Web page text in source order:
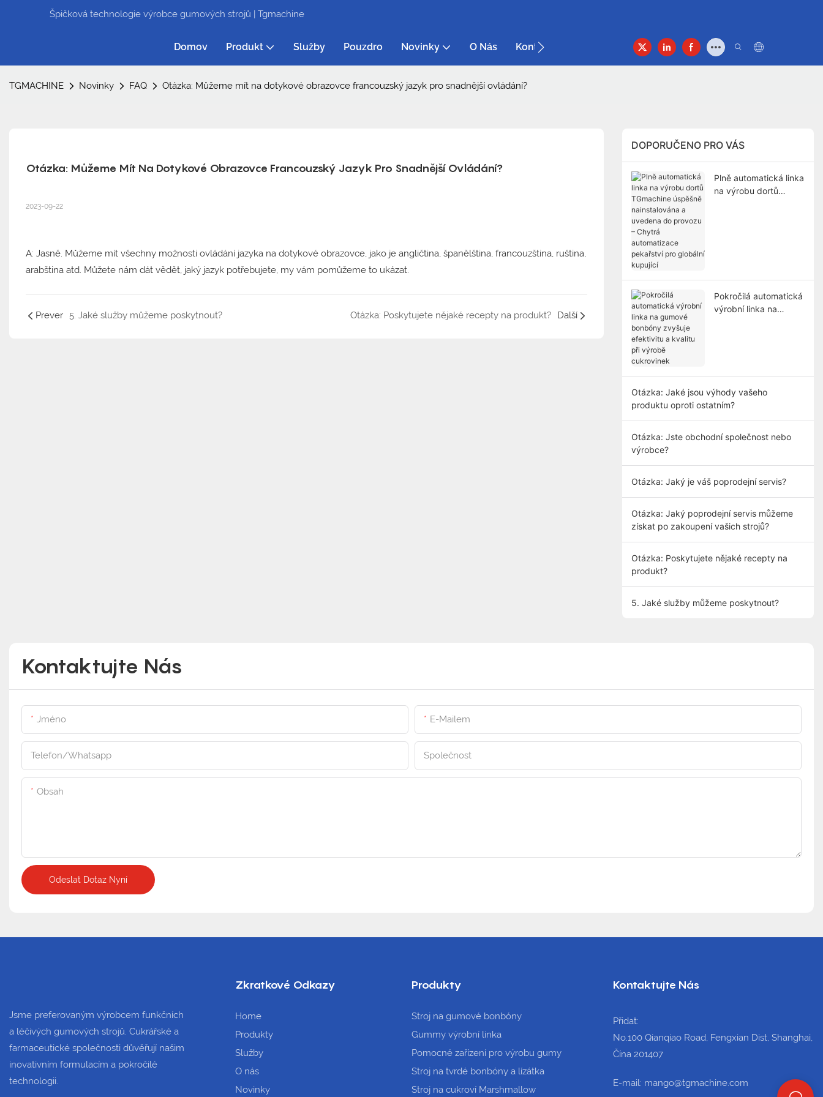
Špičková technologie výrobce gumových strojů | Tgmachine
Domov Produkt Služby Pouzdro Novinky O Nás Kontakt
TGMACHINE Novinky FAQ Otázka: Můžeme mít na dotykové obrazovce francouzský jazyk pro snadnější ovládání?
Otázka: Můžeme Mít Na Dotykové Obrazovce Francouzský Jazyk Pro Snadnější Ovládání?
2023-09-22
A: Jasně. Můžeme mít všechny možnosti ovládání jazyka na dotykové obrazovce, jako je angličtina, španělština, francouzština, ruština,
arabština atd. Můžete nám dát vědět, jaký jazyk potřebujete, my vám pomůžeme to ukázat.
Prever 5. Jaké služby můžeme poskytnout? Otázka: Poskytujete nějaké recepty na produkt? Další
DOPORUČENO PRO VÁS
Plně automatická linka
na výrobu dortů
Pokročilá automatická
výrobní linka na
Otázka: Jaké jsou výhody vašeho
produktu oproti ostatním?
Otázka: Jste obchodní společnost nebo
výrobce?
Otázka: Jaký je váš poprodejní servis?
Otázka: Jaký poprodejní servis můžeme
získat po zakoupení vašich strojů?
Otázka: Poskytujete nějaké recepty na
produkt?
5. Jaké služby můžeme poskytnout?
Kontaktujte Nás
Jméno E-Mailem
Telefon/whatsapp Společnost
Obsah
Odeslat Dotaz Nyní
Jsme preferovaným výrobcem funkčních
a léčivých gumových strojů. Cukrářské a
farmaceutické společnosti důvěřují našim
inovativním formulacím a pokročilé
technologii.
Zkratkové Odkazy
Home
Produkty
Služby
O nás
Novinky
Produkty
Stroj na gumové bonbóny
Gummy výrobní linka
Pomocné zařízení pro výrobu gumy
Stroj na tvrdé bonbóny a lízátka
Stroj na cukroví Marshmallow
Kontaktujte Nás
Přidat:
No.100 Qianqiao Road, Fengxian Dist, Shanghai,
Čína 201407
E-mail: mango@tgmachine.com